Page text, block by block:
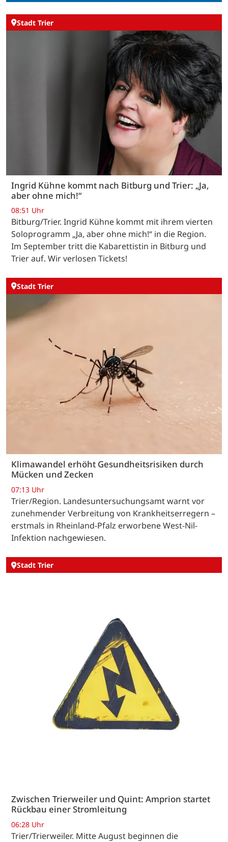
Stadt Trier
Ingrid Kühne kommt nach Bitburg und Trier: „Ja,
aber ohne mich!“
08:51 Uhr
Bitburg/Trier. Ingrid Kühne kommt mit ihrem vierten
Soloprogramm „Ja, aber ohne mich!“ in die Region.
Im September tritt die Kabarettistin in Bitburg und
Trier auf. Wir verlosen Tickets!
Stadt Trier
Klimawandel erhöht Gesundheitsrisiken durch
Mücken und Zecken
07:13 Uhr
Trier/Region. Landesuntersuchungsamt warnt vor
zunehmender Verbreitung von Krankheitserregern –
erstmals in Rheinland-Pfalz erworbene West-Nil-
Infektion nachgewiesen.
Stadt Trier
Zwischen Trierweiler und Quint: Amprion startet
Rückbau einer Stromleitung
06:28 Uhr
Trier/Trierweiler. Mitte August beginnen die